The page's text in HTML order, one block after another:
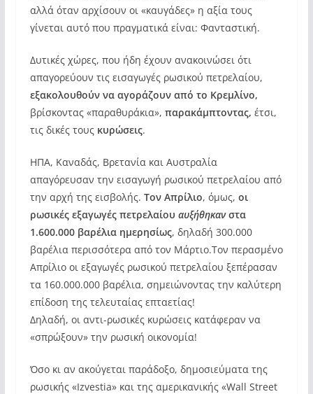
αλλά όταν αρχίσουν οι «καυγάδες» η αξία τους
γίνεται αυτό που πραγματικά είναι: Φανταστική.
Δυτικές χώρες, που ήδη έχουν ανακοινώσει ότι
απαγορεύουν τις εισαγωγές ρωσικού πετρελαίου,
εξακολουθούν να αγοράζουν από το Κρεμλίνο,
βρίσκοντας «παραθυράκια», παρακάμπτοντας, έτσι,
τις δικές τους κυρώσεις.
ΗΠΑ, Καναδάς, Βρετανία και Αυστραλία
απαγόρευσαν την εισαγωγή ρωσικού πετρελαίου από
την αρχή της εισβολής. Τον Απρίλιο, όμως, οι
ρωσικές εξαγωγές πετρελαίου αυξήθηκανστα
1.600.000 βαρέλια ημερησίως, δηλαδή 300.000
βαρέλια περισσότερα από τον Μάρτιο.Τον περασμένο
Απρίλιο οι εξαγωγές ρωσικού πετρελαίου ξεπέρασαν
τα 160.000.000 βαρέλια, σημειώνοντας την καλύτερη
επίδοση της τελευταίας επταετίας!
Δηλαδή, οι αντι-ρωσικές κυρώσεις κατάφεραν να
«σπρώξουν» την ρωσική οικονομία!
Όσο κι αν ακούγεται παράδοξο, δημοσιεύματα της
ρωσικής «Izvestia» και της αμερικανικής «Wall Street